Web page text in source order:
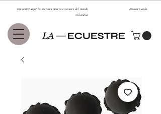
Encuentra aquí las mejores marcas ecuestres del mundo. Envíos a todo
Colombia.